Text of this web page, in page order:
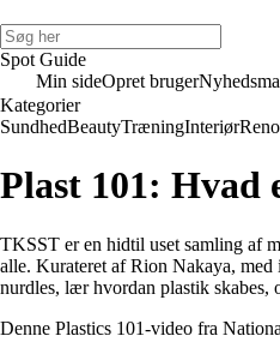
Spot Guide
Min sideOpret bruger
Kategorier
SundhedBeautyTræningInteriør
Plast 101: Hvad
TKSST er en hidtil uset samling af
alle. Kurateret af Rion Nakaya,
nurdles, lær hvordan plastik skabes,
Denne Plastics 101-video fra